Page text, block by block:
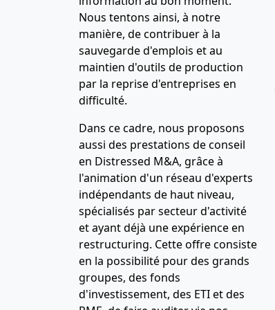
Nous tentons ainsi, à notre
manière, de contribuer à la
sauvegarde d'emplois et au
maintien d'outils de production
par la reprise d'entreprises en
difficulté.
Dans ce cadre, nous proposons
aussi des prestations de conseil
en Distressed M&A, grâce à
l'animation d'un réseau d'experts
indépendants de haut niveau,
spécialisés par secteur d'activité
et ayant déjà une expérience en
restructuring. Cette offre consiste
en la possibilité pour des grands
groupes, des fonds
d'investissement, des ETI et des